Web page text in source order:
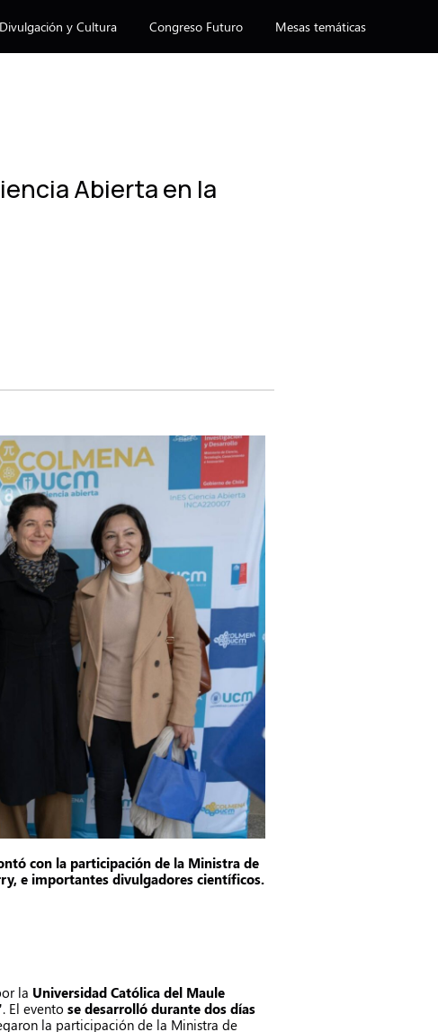
Divulgación y Cultura Congreso Futuro Mesas temáticas
Abierta en la
con la participación de la Ministra de
e importantes divulgadores científicos.
la Universidad Católica del Maule
. El evento se desarrolló durante dos días
la participación de la Ministra de